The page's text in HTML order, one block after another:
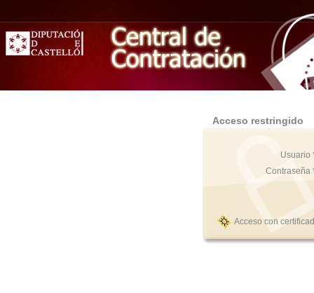
Acceso restringido
Usuario
Contraseña
Acceso con